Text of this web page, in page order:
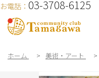
お電話： 03-3708-6125
ホーム > 美術・アート >